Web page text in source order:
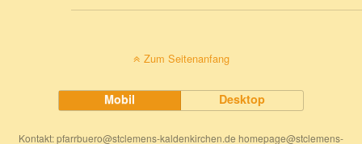
Zum Seitenanfang
Mobil Desktop
Kontakt: pfarrbuero@stclemens-kaldenkirchen.de homepage@stclemens-